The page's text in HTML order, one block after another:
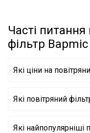
Часті
фільтр Bapmic
Які ціни на
Які повітряний
Які найпопулярніші